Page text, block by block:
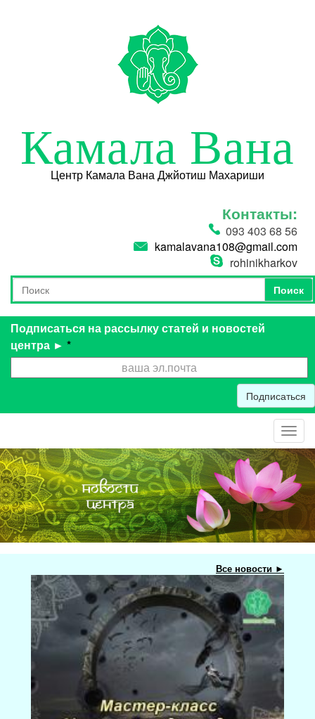
Камала Вана
Центр Камала Вана Джйотиш Махариши
Контакты:
093 403 68 56
kamalavana108@gmail.com
rohinikharkov
Форма поиска
Поиск
Поиск
Подписаться на рассылку статей и новостей
центра ► *
Подписаться
Все новости ►